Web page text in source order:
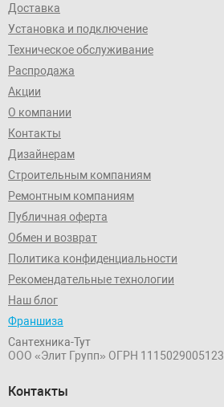
Доставка
Установка и подключение
Техническое обслуживание
Распродажа
Акции
О компании
Контакты
Дизайнерам
Строительным компаниям
Ремонтным компаниям
Публичная оферта
Обмен и возврат
Политика конфиденциальности
Рекомендательные технологии
Наш блог
Франшиза
Сантехника-Тут
ООО «Элит Групп» ОГРН 1115029005123
Контакты